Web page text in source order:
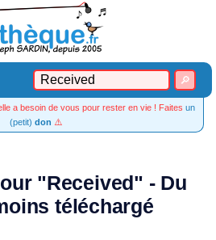
a besoin de vous pour rester en vie ! Faites un
(petit) don ⚠️
"Received" - Du
téléchargé